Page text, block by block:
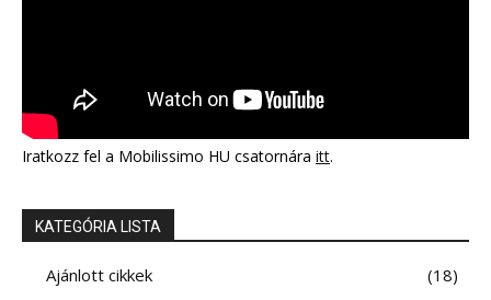
Iratkozz fel a Mobilissimo HU csatornára itt.
KATEGÓRIA LISTA
Ajánlott cikkek
18